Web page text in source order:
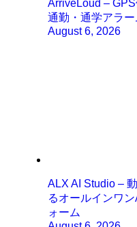
ArriveLoud –
通勤・通学アラー
August 6, 2026
ALX AI Studio –
るオールインワ
ォーム